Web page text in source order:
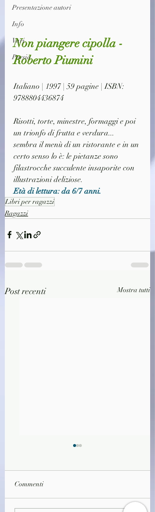
Presentazione autori
Info
Vari
Poesia
Non piangere cipolla -
Roberto Piumini
Italiano | 1997 | 59 pagine | ISBN:
9788804436874
Risotti, torte, minestre, formaggi e poi
un trionfo di frutta e verdura...
sembra il menù di un ristorante e in un
certo senso lo è: le pietanze sono
filastrocche succulente insaporite con
illustrazioni deliziose.
Età di lettura: da 6/7 anni.
Libri per ragazzi
Ragazzi
Post recenti Mostra tutti
Commenti